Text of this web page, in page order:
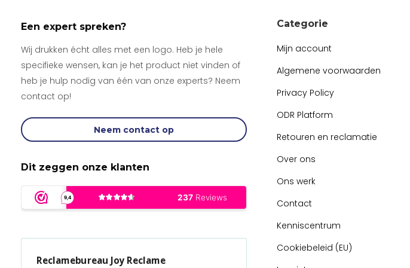
Een expert spreken?
Wij drukken écht alles met een logo. Heb je hele
specifieke wensen, kan je het product niet vinden of
heb je hulp nodig van één van onze experts? Neem
contact op!
Neem contact op
Dit zeggen onze klanten
Reclamebureau Joy Reclame
Categorie
Mijn account
Algemene voorwaarden
Privacy Policy
ODR Platform
Retouren en reclamatie
Over ons
Ons werk
Contact
Kenniscentrum
Cookiebeleid (EU)